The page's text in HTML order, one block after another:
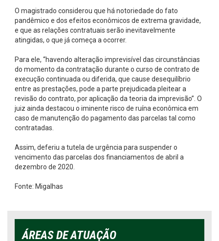
O magistrado considerou que há notoriedade do fato
pandêmico e dos efeitos econômicos de extrema gravidade,
e que as relações contratuais serão inevitavelmente
atingidas, o que já começa a ocorrer.
Para ele, “havendo alteração imprevisível das circunstâncias
do momento da contratação durante o curso de contrato de
execução continuada ou diferida, que cause desequilíbrio
entre as prestações, pode a parte prejudicada pleitear a
revisão do contrato, por aplicação da teoria da imprevisão”. O
juiz ainda destacou o iminente risco de ruína econômica em
caso de manutenção do pagamento das parcelas tal como
contratadas.
Assim, deferiu a tutela de urgência para suspender o
vencimento das parcelas dos financiamentos de abril a
dezembro de 2020.
Fonte: Migalhas
ÁREAS DE ATUAÇÃO